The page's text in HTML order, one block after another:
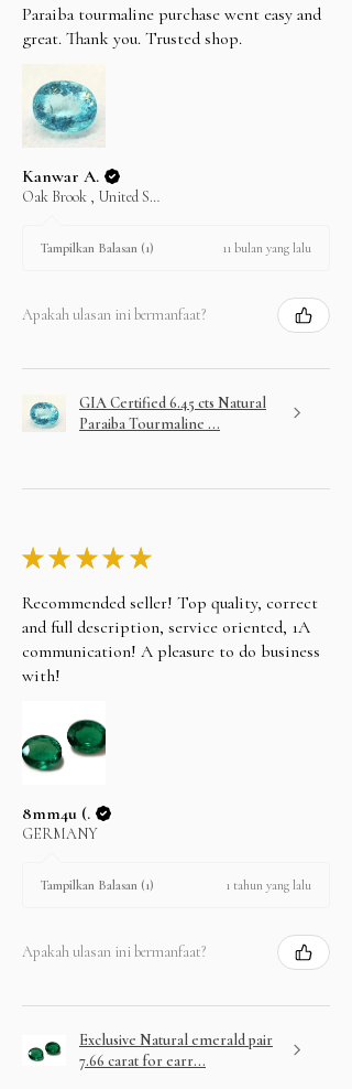
Paraiba tourmaline purchase went easy and
great. Thank you. Trusted shop.
Kanwar A.
Oak Brook , United States
Tampilkan Balasan (1) 11 bulan yang lalu
Apakah ulasan ini bermanfaat?
GIA Certified 6.45 cts Natural
Paraiba Tourmaline ...
★ ★ ★ ★ ★
Recommended seller! Top quality, correct
and full description, service oriented, 1A
communication! A pleasure to do business
with!
8mm4u (.
GERMANY
Tampilkan Balasan (1) 1 tahun yang lalu
Apakah ulasan ini bermanfaat?
Exclusive Natural emerald pair
7.66 carat for earr...